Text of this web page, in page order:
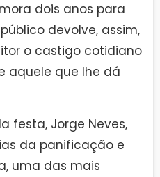
dois anos para
devolve, assim,
o castigo cotidiano
aquele que lhe dá
festa, Jorge Neves,
da panificação e
uma das mais